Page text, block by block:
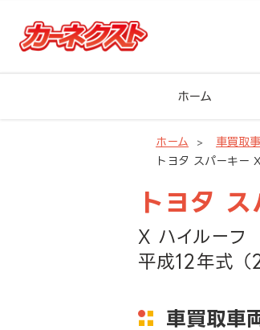
ホーム
ホーム 車買取
トヨタ スパーキー
トヨタ
X ハイルーフ
平成12年式
車買取車